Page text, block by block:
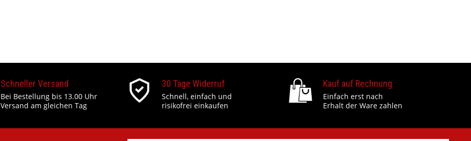
Schneller Versand
Bei Bestellung bis 13.00 Uhr
Versand am gleichen Tag
30 Tage Widerruf
Schnell, einfach und
risikofrei einkaufen
Kauf auf Rechnung
Einfach erst nach
Erhalt der Ware zahlen